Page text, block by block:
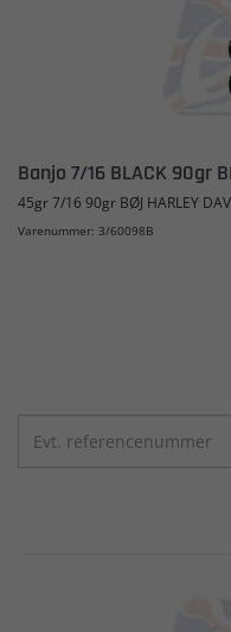
Banjo 7/16 BLACK 90gr
45gr 7/16 90gr BØJ HARLEY
Varenummer: 3/60098B